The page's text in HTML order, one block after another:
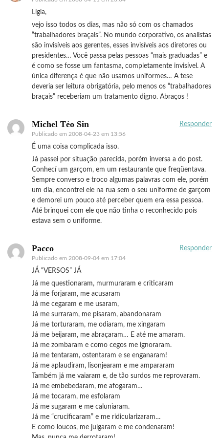
Lígia,
vejo isso todos os dias, mas não só com os chamados
“trabalhadores braçais”. No mundo corporativo, os analistas
são invisíveis aos gerentes, esses invisíveis aos diretores ou
presidentes… Você passa pelas pessoas “mais graduadas” e
é como se fosse um fantasma, completamente invisível. A
única diferença é que não usamos uniformes… A tese
deveria ser leitura obrigatória, pelo menos os “trabalhadores
braçais” receberiam um tratamento digno. Abraços !
Michel Téo Sin
Publicado em 2008-04-23 em 13:56
Responder
É uma coisa complicada isso.
Já passei por situação parecida, porém inversa a do post.
Conhecí um garçom, em um restaurante que freqüentava.
Sempre converso e troco algumas palavras com ele, porém
um dia, encontrei ele na rua sem o seu uniforme de garçom
e demorei um pouco até perceber quem era essa pessoa.
Até brinquei com ele que não tinha o reconhecido pois
estava sem o uniforme.
Pacco
Publicado em 2008-09-04 em 17:04
Responder
JÁ “VERSOS” JÁ
Já me questionaram, murmuraram e criticaram
Já me forjaram, me acusaram
Já me cegaram e me usaram,
Já me surraram, me pisaram, abandonaram
Já me torturaram, me odiaram, me xingaram
Já me beijaram, me abraçaram… E até me amaram.
Já me zombaram e como cegos me ignoraram.
Já me tentaram, ostentaram e se enganaram!
Já me aplaudiram, lisonjearam e me ampararam
Também já me vaiaram e, de tão surdos me reprovaram.
Já me embebedaram, me afogaram…
Já me tocaram, me esfolaram
Já me sugaram e me caluniaram.
Já me “crucificaram” e me ridicularizaram…
E como loucos, me julgaram e me condenaram!